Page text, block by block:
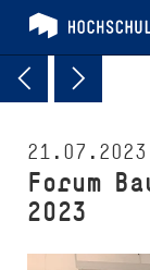
21.07.2023
Forum
2023